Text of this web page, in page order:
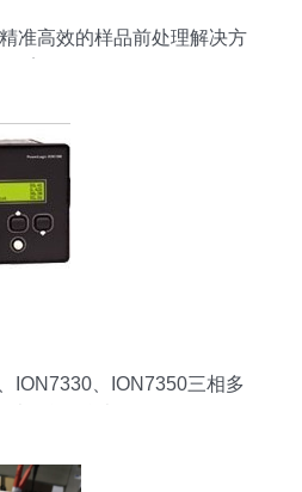
准高效的样品前处理解决方
ION7330、ION7350三相多